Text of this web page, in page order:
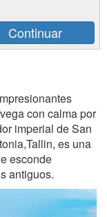
con calma por
imperial de San
es una
esconde
antiguos.